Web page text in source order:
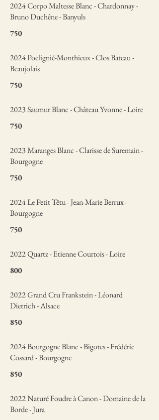
2024 Corpo Maltesse Blanc - Chardonnay -
Bruno Duchêne - Banyuls
750
2024 Poelignié-Monthieux - Clos Bateau -
Beaujolais
750
2023 Saumur Blanc - Château Yvonne - Loire
750
2023 Maranges Blanc - Clarisse de Suremain -
Bourgogne
750
2024 Le Petit Têtu - Jean-Marie Berrux -
Bourgogne
750
2022 Quartz - Etienne Courtois - Loire
800
2022 Grand Cru Frankstein - Léonard
Dietrich - Alsace
850
2024 Bourgogne Blanc - Bigotes - Frédéric
Cossard - Bourgogne
850
2022 Naturé Foudre à Canon - Domaine de la
Borde - Jura